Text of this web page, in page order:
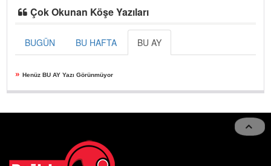
Çok Okunan Köşe Yazıları
BUGÜN BU HAFTA BU AY
» Henüz BU AY Yazı Görünmüyor